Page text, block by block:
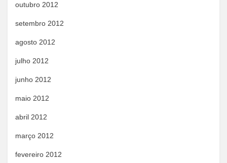
outubro 2012
setembro 2012
agosto 2012
julho 2012
junho 2012
maio 2012
abril 2012
março 2012
fevereiro 2012